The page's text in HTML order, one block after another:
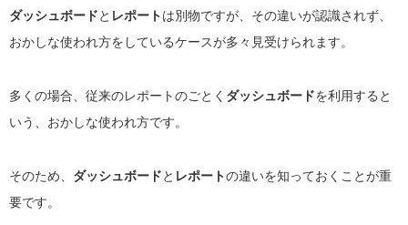
ダッシュボードと レポートは別物ですが、その違いが認識されず、
おかしな使われ方をしているケースが多々見受けられます。
多くの場合、従来のレポートのごとく ダッシュボードを利用すると
いう、おかしな使われ方です。
そのため、 ダッシュボードと レポートの違いを知っておくことが重
要です。